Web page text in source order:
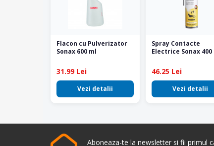
Flacon cu Pulverizator
Sonax 600 ml
31.99 Lei
Vezi detalii
Spray Contacte
Electrice Sonax 400
46.25 Lei
Vezi detalii
Aboneaza-te la newsletter si fii primul